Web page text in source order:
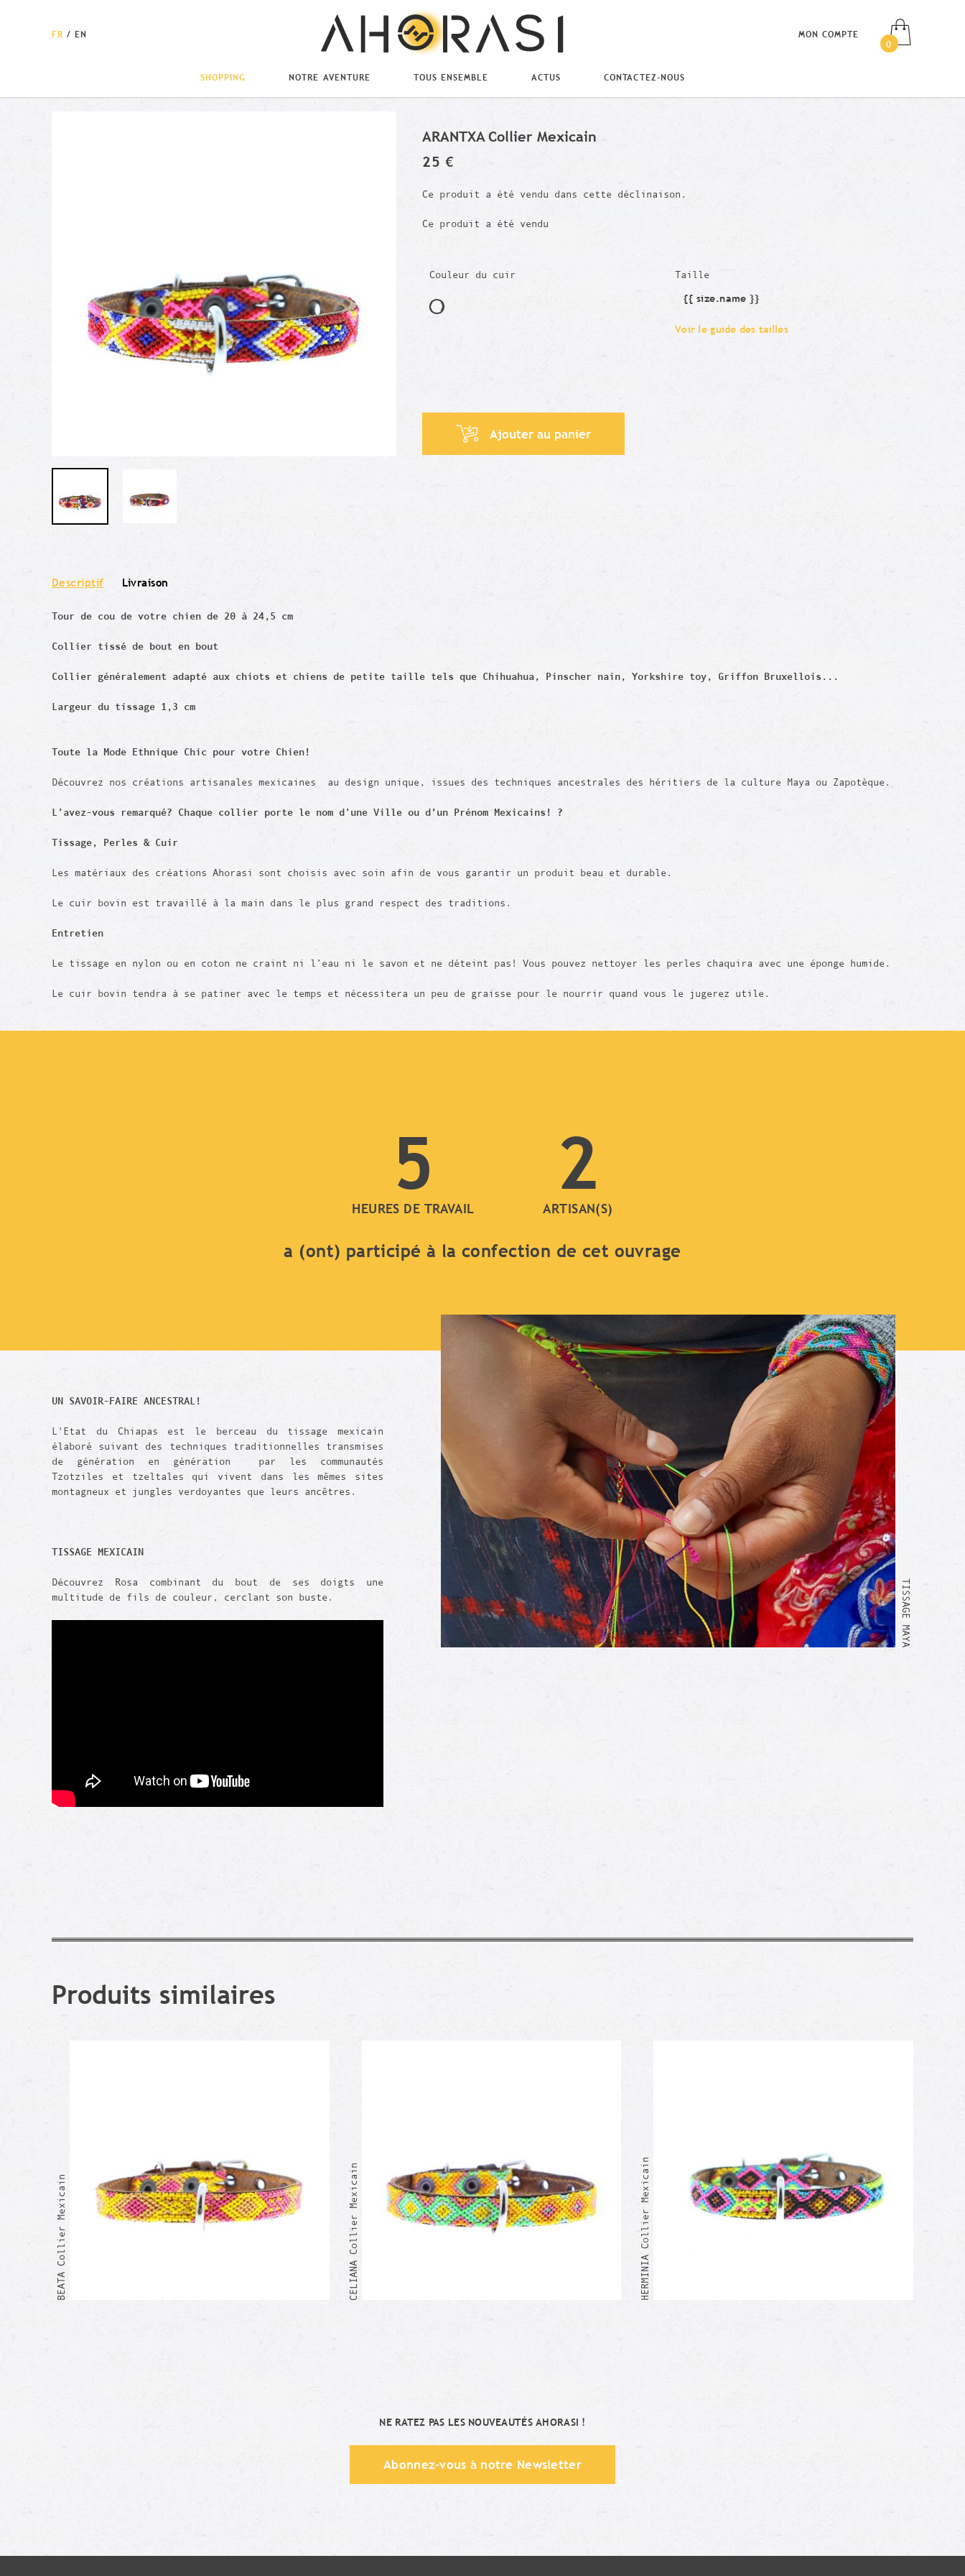
FR /EN
SHOPPING NOTRE AVENTURE TOUS ENSEMBLE ACTUS CONTACTEZ-NOUS
MON COMPTE
0
ARANTXA Collier Mexicain
25 €
Ce produit a été vendu dans cette déclinaison.
Ce produit a été vendu
Couleur du cuir Taille
Taille
{{ size.name }}
Voir le guide des tailles
Ajouter au panier
Descriptif Livraison
Tour de cou de votre chien de 20 à 24,5 cm
Collier tissé de bout en bout
Collier généralement adapté aux chiots et chiens de petite taille tels que Chihuahua, Pinscher nain, Yorkshire toy, Griffon Bruxellois...
Largeur du tissage 1,3 cm
Toute la Mode Ethnique Chic pour votre Chien!
Découvrez nos créations artisanales mexicaines au design unique, issues des techniques ancestrales des héritiers de la culture Maya ou Zapotèque.
L’avez-vous remarqué? Chaque collier porte le nom d’une Ville ou d'un Prénom Mexicains! ?
Tissage, Perles & Cuir
Les matériaux des créations Ahorasi sont choisis avec soin afin de vous garantir un produit beau et durable.
Le cuir bovin est travaillé à la main dans le plus grand respect des traditions.
Entretien
Le tissage en nylon ou en coton ne craint ni l’eau ni le savon et ne déteint pas! Vous pouvez nettoyer les perles chaquira avec une éponge humide.
Le cuir bovin tendra à se patiner avec le temps et nécessitera un peu de graisse pour le nourrir quand vous le jugerez utile.
5
HEURES DE TRAVAIL
2
ARTISAN(S)
a (ont) participé à la confection de cet ouvrage
UN SAVOIR-FAIRE ANCESTRAL!
L'Etat du Chiapas est le berceau du tissage mexicain
élaboré suivant des techniques traditionnelles transmises
de génération en génération par les communautés
Tzotziles et tzeltales qui vivent dans les mêmes sites
montagneux et jungles verdoyantes que leurs ancêtres.
TISSAGE MEXICAIN
Découvrez Rosa combinant du bout de ses doigts une
multitude de fils de couleur, cerclant son buste.
TISSAGE MAYA
Produits similaires
BEATA Collier Mexicain CELIANA Collier Mexicain HERMINIA Collier Mexicain
NE RATEZ PAS LES NOUVEAUTÉS AHORASI !
Abonnez-vous à notre Newsletter